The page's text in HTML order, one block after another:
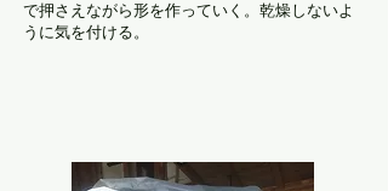
で押さえながら形を作っていく。乾燥しないよ
うに気を付ける。